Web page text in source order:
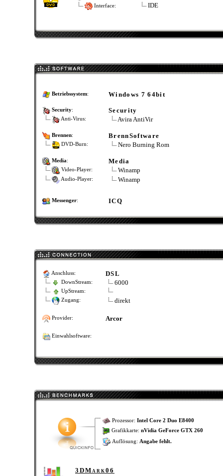
Interface: IDE
Betriebssystem: Windows 7 64bit
Security: Security
Anti-Virus: Avira AntiVir
Brennen: BrennSoftware
DVD-Burn: Nero Burning Rom
Media: Media
Video-Player: Winamp
Audio-Player: Winamp
Messenger: ICQ
Anschluss: DSL
DownStream: 6000
UpStream:
Zugang:
direkt
Provider: Arcor
Einwahlsoftware:
Prozessor: Intel Core 2 Duo E8400
Grafikkarte: nVidia GeForce GTX 260
Auflösung: Angabe fehlt.
3DMark06